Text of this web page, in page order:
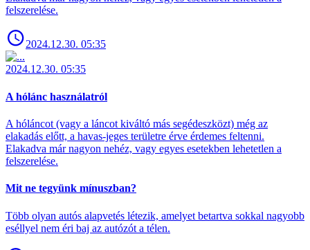
felszerelése.
2024.12.30. 05:35
2024.12.30. 05:35
A hólánc használatról
A hóláncot (vagy a láncot kiváltó más segédeszközt) még az
elakadás előtt, a havas-jeges területre érve érdemes feltenni.
Elakadva már nagyon nehéz, vagy egyes esetekben lehetetlen a
felszerelése.
Mit ne tegyünk mínuszban?
Több olyan autós alapvetés létezik, amelyet betartva sokkal nagyobb
eséllyel nem éri baj az autózót a télen.